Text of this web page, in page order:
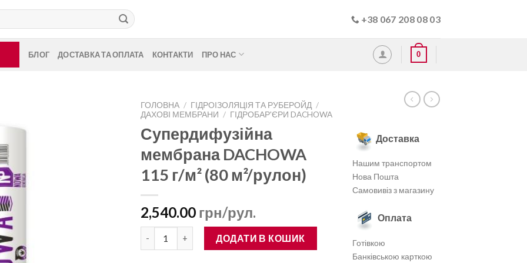
+38 067 208 08 03
БЛОГ ДОСТАВКА ТА ОПЛАТА КОНТАКТИ ПРО НАС 0
ГОЛОВНА / ГІДРОІЗОЛЯЦІЯ ТА РУБЕРОЙД /
ДАХОВІ МЕМБРАНИ / ГІДРОБАР'ЄРИ DACHOWA
Супердифузійна
мембрана DACHOWA
115 г/м² (80 м²/рулон)
2,540.00 грн/рул.
Супердифузійна мембрана DACHOWA 115 г/м² (80 м²/рулон) кількість
ДОДАТИ В КОШИК
Доставка
Нашим транспортом
Нова Пошта
Самовивіз з магазину
Оплата
Готівкою
Банківською карткою